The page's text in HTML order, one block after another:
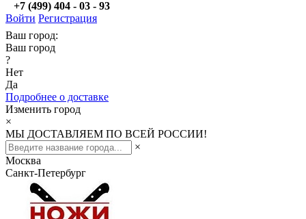
+7 (499) 404 - 03 - 93
Войти Регистрация
Ваш город:
Ваш город
?
Нет
Да
Подробнее о доставке
Изменить город
×
МЫ ДОСТАВЛЯЕМ ПО ВСЕЙ РОССИИ!
×
Москва
Санкт-Петербург